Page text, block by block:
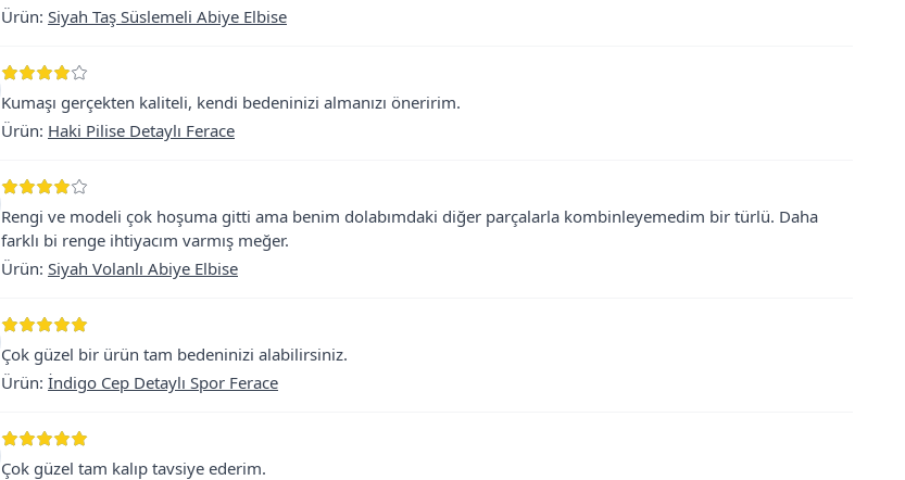
Ürün: Siyah Taş Süslemeli Abiye Elbise
Kumaşı gerçekten kaliteli, kendi bedeninizi almanızı öneririm.
Ürün: Haki Pilise Detaylı Ferace
Rengi ve modeli çok hoşuma gitti ama benim dolabımdaki diğer parçalarla kombinleyemedim bir türlü. Daha
farklı bi renge ihtiyacım varmış meğer.
Ürün: Siyah Volanlı Abiye Elbise
Çok güzel bir ürün tam bedeninizi alabilirsiniz.
Ürün: İndigo Cep Detaylı Spor Ferace
Çok güzel tam kalıp tavsiye ederim.